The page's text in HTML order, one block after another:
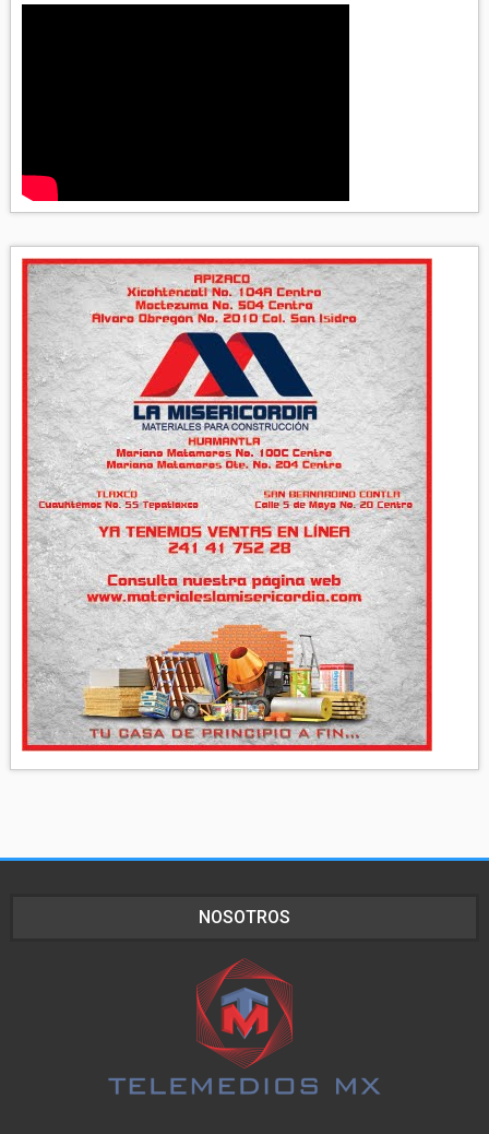
NOSOTROS